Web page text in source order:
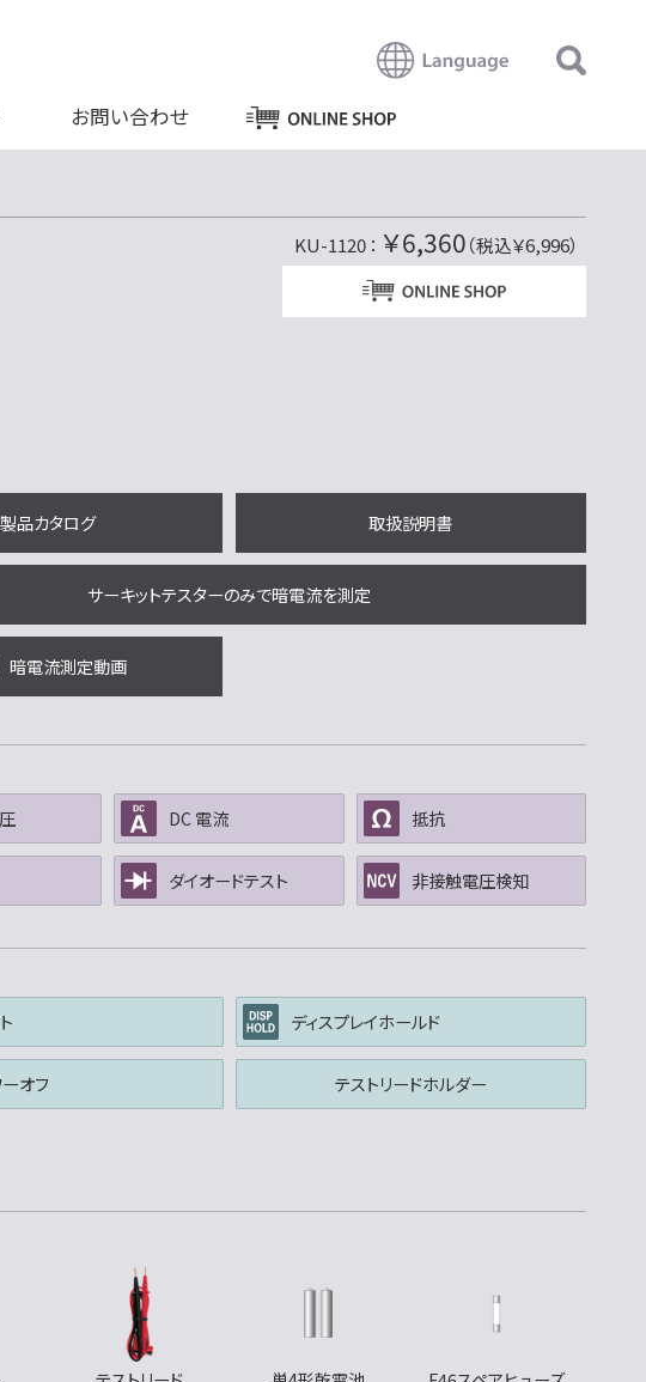
お問い合わせ
KU-1120 ： ￥6,360（税込￥6,996）
製品カタログ 取扱説明書
サーキットテスターのみで暗電流を測定
暗電流測定動画
DC 電流 抵抗
ダイオードテスト 非接触電圧検知
ディスプレイホールド
オフ テストリードホルダー